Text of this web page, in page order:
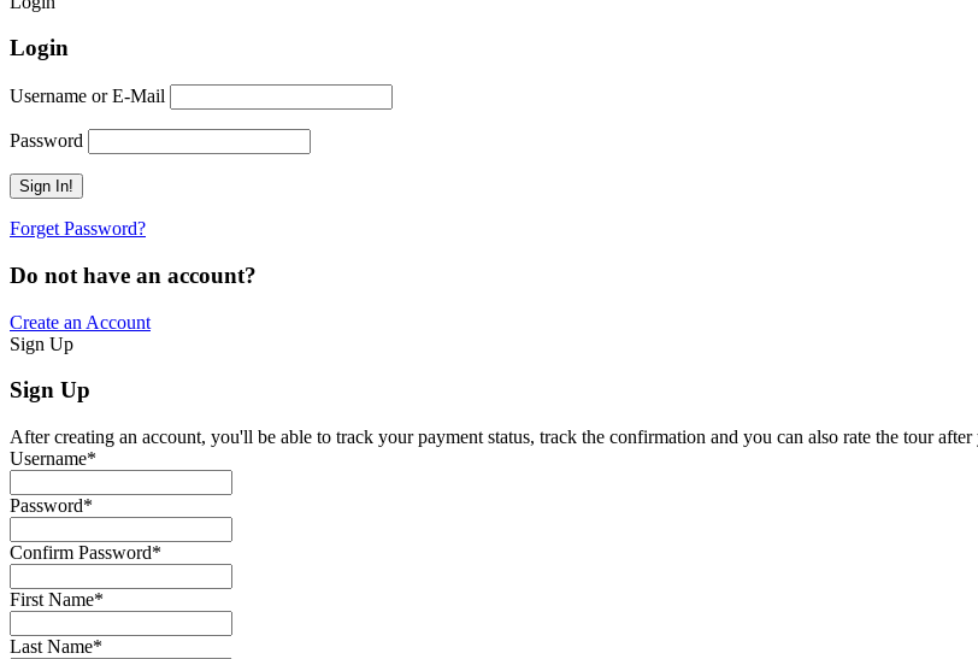
Login
Username or E-Mail
Password
Forget Password?
Do not have an account?
Create an Account
Sign Up
Sign Up
After creating an account, you'll be able to track your payment status, track the confirmation and you can also rate the tour
Username*
Password*
Confirm Password*
First Name*
Last Name*